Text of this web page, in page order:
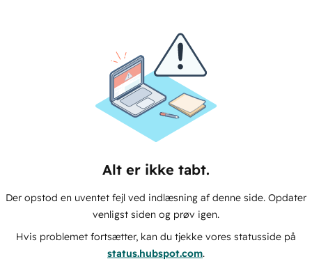
Alt er ikke tabt.
Der opstod en uventet fejl ved indlæsning af denne side. Opdater
venligst siden og prøv igen.
Hvis problemet fortsætter, kan du tjekke vores statusside på
status.hubspot.com.